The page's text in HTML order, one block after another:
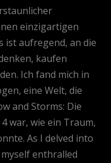
einzigartigen
ist aufregend, an die
kaufen
Ich fand mich in
eine Welt, die
and Storms: Die
war, wie ein Traum,
As I delved into
enthralled